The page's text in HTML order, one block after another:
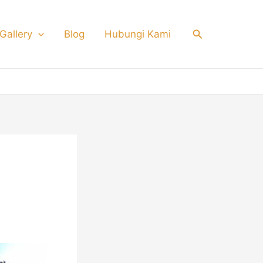
Blog Hubungi Kami Search